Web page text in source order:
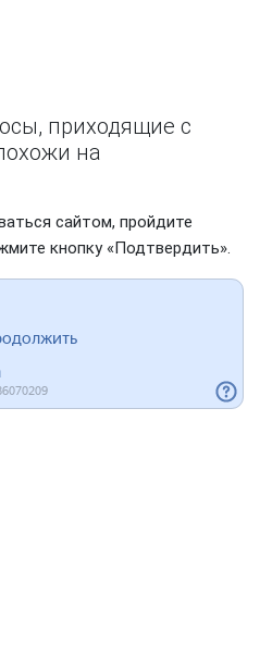
приходящие с
на
сайтом, пройдите
кнопку «Подтвердить».